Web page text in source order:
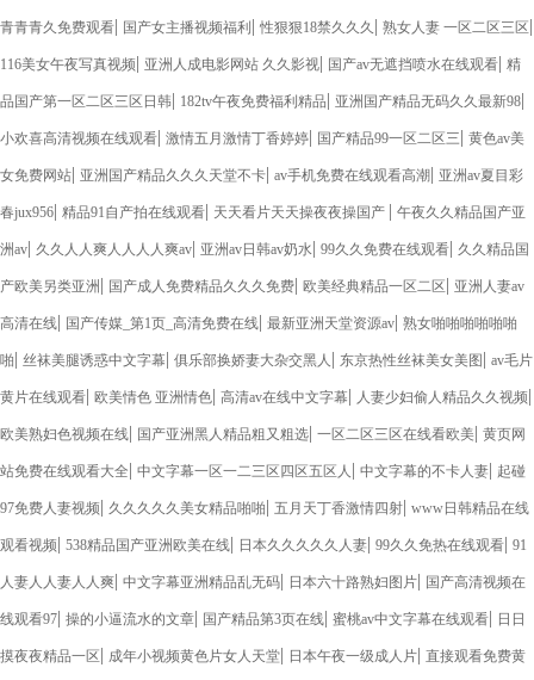
青青青久免费观看| 国产女主播视频福利 | 性狠狠18禁久久久 | 熟女人妻 一区二区三区|
116美女午夜写真视频| 亚洲人成电影网站 久久影视| 国产av无遮挡喷水在线观看| 精
品国产第一区二区三区日韩| 182tv午夜免费福利精品| 亚洲国产精品无码久久最新98|
小欢喜高清视频在线观看| 激情五月激情丁香婷婷| 国产精品99一区二区三| 黄色av美
女免费网站| 亚洲国产精品久久久天堂不卡| av手机免费在线观看高潮| 亚洲av夏目彩
春jux956| 精品91自产拍在线观看| 天天看片天天操夜夜操国产 | 午夜久久精品国产亚
洲av| 久久人人爽人人人人爽av| 亚洲av日韩av奶水| 99久久免费在线观看| 久久精品国
产欧美另类亚洲 | 国产成人免费精品久久久免费| 欧美经典精品一区二区| 亚洲人妻av
高清在线| 国产传媒_第1页_高清免费在线| 最新亚洲天堂资源av| 熟女啪啪啪啪啪啪
啪| 丝袜美腿诱惑中文字幕| 俱乐部换娇妻大杂交黑人 | 东京热性丝袜美女美图 | av毛片
黄片在线观看| 欧美情色 亚洲情色| 高清av在线中文字幕| 人妻少妇偷人精品久久视频|
欧美熟妇色视频在线| 国产亚洲黑人精品粗又粗选| 一区二区三区在线看欧美| 黄页网
站免费在线观看大全| 中文字幕一区一二三区四区五区人 | 中文字幕的不卡人妻| 起碰
97免费人妻视频| 久久久久久美女精品啪啪| 五月天丁香激情四射| www日韩精品在线
观看视频| 538精品国产亚洲欧美在线| 日本久久久久久人妻| 99久久免热在线观看| 91
人妻人人妻人人爽| 中文字幕亚洲精品乱无码| 日本六十路熟妇图片| 国产高清视频在
线观看97| 操的小逼流水的文章| 国产精品第3页在线| 蜜桃av中文字幕在线观看| 日日
摸夜夜精品一区| 成年小视频黄色片女人天堂| 日本午夜一级成人片| 直接观看免费黄